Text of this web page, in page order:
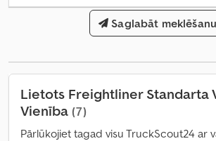
degviela:dīzeļdegviela, degvielas tvertnes
dzinēja bremzēšana, krāsa:zaļš, vadītāja
, pārnesuma veids:mehānisks, emisijas
regulators, elektriski regulējams spogulis,
miglas lukturi, navigācijas sistēma, otra
spoileris, stāvvietas sildītājs
Saglabāt meklēšanu
Lietots Freightliner Standarta
Vienība (7)
Pārlūkojiet tagad visu TruckScout24 ar